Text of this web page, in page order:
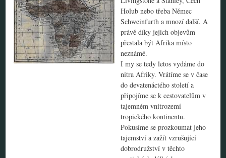
Holub nebo třeba Němec
Schweinfurth a mnozí další. A
právě díky jejich objevům
přestala být Afrika místo
neznámé.
I my se tedy letos vydáme do
nitra Afriky. Vrátíme se v čase
do devatenáctého století a
připojíme se k cestovatelům v
tajemném vnitrozemí
tropického kontinentu.
Pokusíme se prozkoumat jeho
tajemství a zažít vzrušující
dobrodružství v těchto